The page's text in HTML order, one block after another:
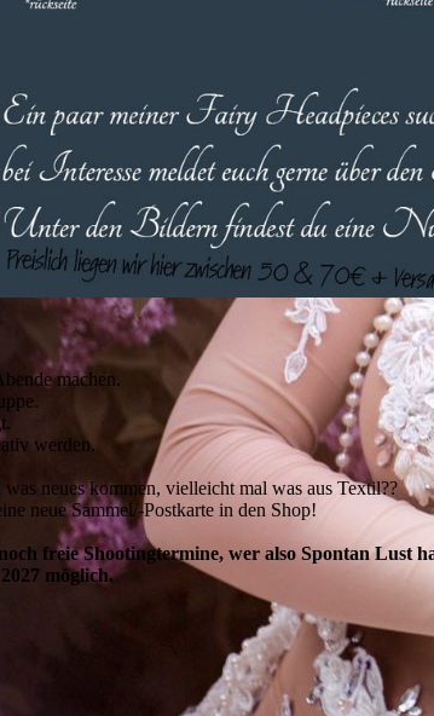
machen.
werden.
neues kommen, vielleicht mal was aus Textil??
neue Sammel/-Postkarte in den Shop!
freie Shootingtermine, wer also Spontan
möglich.